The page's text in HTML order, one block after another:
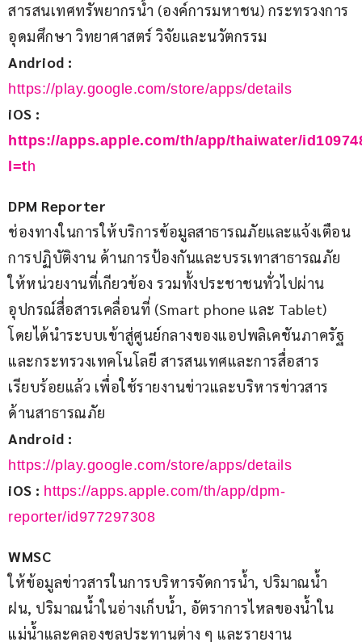
สารสนเทศทรัพยากรน้ำ (องค์การมหาชน) กระทรวงการ
อุดมศึกษา วิทยาศาสตร์ วิจัยและนวัตกรรม
Andriod :
https://play.google.com/store/apps/details
iOS :
https://apps.apple.com/th/app/thaiwater/
l=th
DPM Reporter
ช่องทางในการให้บริการข้อมูลสาธารณภัยและแจ้งเตือน
การปฏิบัติงาน ด้านการป้องกันและบรรเทาสาธารณภัย
ให้หน่วยงานที่เกียวข้อง รวมทั้งประชาชนทั่วไปผ่าน
อุปกรณ์สื่อสารเคลื่อนที่ (Smart phone และ Tablet)
โดยได้นำระบบเข้าสู่ศูนย์กลางของแอปพลิเคชันภาครัฐ
และกระทรวงเทคโนโลยี สารสนเทศและการสื่อสาร
เรียบร้อยแล้ว เพื่อใช้รายงานข่าวและบริหารข่าวสาร
ด้านสาธารณภัย
Android :
https://play.google.com/store/apps/details
iOS : https://apps.apple.com/th/app/dpm-
reporter/id977297308
WMSC
ให้ข้อมูลข่าวสารในการบริหารจัดการน้ำ, ปริมาณน้ำ
ฝน, ปริมาณน้ำในอ่างเก็บน้ำ, อัตราการไหลของน้ำใน
แม่น้ำและคลองชลประทานต่าง ๆ และรายงาน